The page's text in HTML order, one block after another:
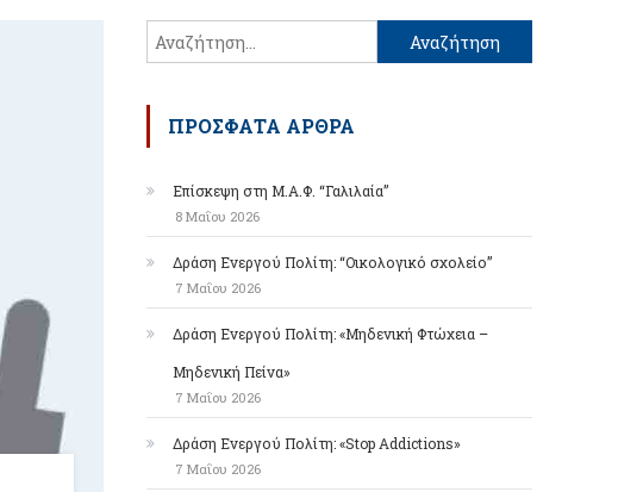
Αναζήτηση
για:
ΠΡΌΣΦΑΤΑ ΆΡΘΡΑ
Επίσκεψη στη Μ.Α.Φ. “Γαλιλαία”
8 Μαΐου 2026
Δράση Ενεργού Πολίτη: “Οικολογικό σχολείο”
7 Μαΐου 2026
Δράση Ενεργού Πολίτη: «Μηδενική Φτώχεια –
Μηδενική Πείνα»
7 Μαΐου 2026
Δράση Ενεργού Πολίτη: «Stop Addictions»
7 Μαΐου 2026